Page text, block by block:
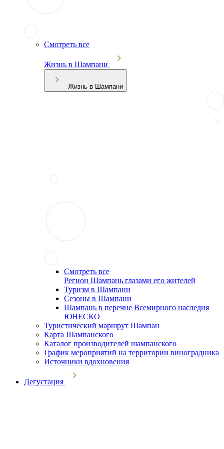
Смотреть все
Жизнь в Шампани
Жизнь в Шампани
Смотреть все
Регион Шампань глазами его жителей
Туризм в Шампани
Сезоны в Шампани
Шампань в перечне Всемирного наследия
ЮНЕСКО
Туристический маршрут Шампан
Карта Шампанского
Каталог производителей шампанского
График мероприятий на территории виноградника
Источники вдохновения
Дегустация